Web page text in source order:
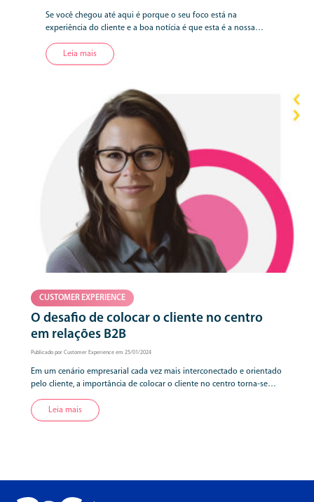
Se você chegou até aqui é porque o seu foco está na
experiência do cliente e a boa notícia é que esta é a nossa
possui expertise e know-how construídos e lapidados em
mais de três décadas, pode transformar a experiência do seu
Leia mais
CUSTOMER EXPERIENCE
O desafio de colocar o cliente no centro
em relações B2B
Publicado por Customer Experience em 25/01/2024
Em um cenário empresarial cada vez mais interconectado e orientado
pelo cliente, a importância de colocar o cliente no centro torna-se
(Business-to-Business). Longe de ser uma abordagem meramente
transacional, essa estratégia destaca a transformação de interações
Leia mais